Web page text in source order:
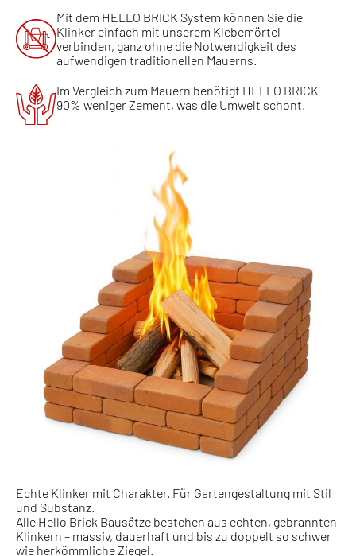
Mit dem HELLO BRICK System können Sie die
Klinker einfach mit unserem Klebemörtel
verbinden, ganz ohne die Notwendigkeit des
aufwendigen traditionellen Mauerns.
Im Vergleich zum Mauern benötigt HELLO BRICK
90% weniger Zement, was die Umwelt schont.
Echte Klinker mit Charakter. Für Gartengestaltung mit Stil
und Substanz.
Alle Hello Brick Bausätze bestehen aus echten, gebrannten
Klinkern – massiv, dauerhaft und bis zu doppelt so schwer
wie herkömmliche Ziegel.